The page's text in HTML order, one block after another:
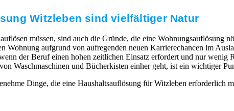
Witzleben sind vielfältiger Natur
müssen, sind auch die Gründe, die eine Wohnungsauflösung
Wohnung aufgrund von aufregenden neuen Karrierechancen im
der Beruf einen hohen zeitlichen Einsatz erfordert und nur
Waschmaschinen und Bücherkisten einher geht, ist ein wichtiger
Dinge, die eine Haushaltsauflösung für Witzleben erforderlich